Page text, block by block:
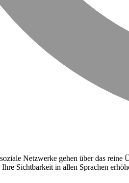
Netzwerke gehen über das
Sichtbarkeit in allen Sprachen